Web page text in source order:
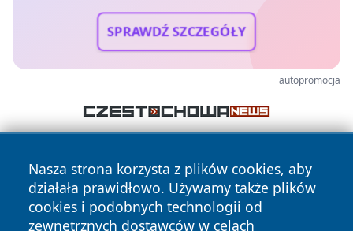
SPRAWDŹ SZCZEGÓŁY
autopromocja
Nasza strona korzysta z plików cookies, aby
działała prawidłowo. Używamy także plików
cookies i podobnych technologii od
zewnętrznych dostawców w celach